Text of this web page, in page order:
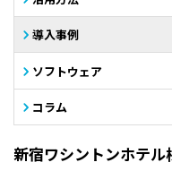
導入事例
ソフトウェア
コラム
新宿ワシントンホテル